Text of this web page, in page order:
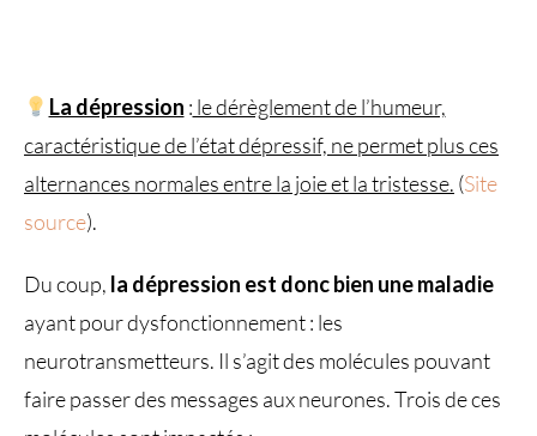
La dépression : le dérèglement de l’humeur,
caractéristique de l’état dépressif, ne permet plus ces
alternances normales entre la joie et la tristesse. (Site
source).
Du coup, la dépression est donc bien une maladie
ayant pour dysfonctionnement : les
neurotransmetteurs. Il s’agit des molécules pouvant
faire passer des messages aux neurones. Trois de ces